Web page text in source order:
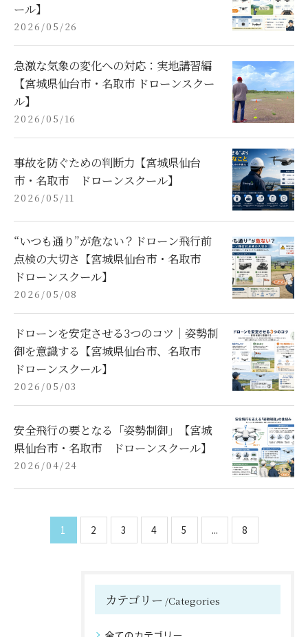
ール】
2026/05/26
急激な気象の変化への対応：実地講習編
【宮城県仙台市・名取市 ドローンスクー
ル】
2026/05/16
事故を防ぐための判断力【宮城県仙台
市・名取市 ドローンスクール】
2026/05/11
“いつも通り”が危ない？ドローン飛行前
点検の大切さ【宮城県仙台市・名取市
ドローンスクール】
2026/05/08
ドローンを安定させる3つのコツ｜姿勢制
御を意識する【宮城県仙台市、名取市
ドローンスクール】
2026/05/03
安全飛行の要となる「姿勢制御」【宮城
県仙台市・名取市 ドローンスクール】
2026/04/24
1 2 3 4 5 ... 8
カテゴリー Categories